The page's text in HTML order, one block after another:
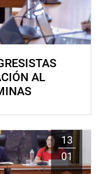
AL
13
01